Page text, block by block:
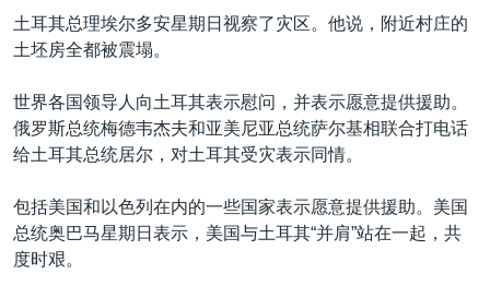
土耳其总理埃尔多安星期日视察了灾区。他说，附近村庄的
土坯房全都被震塌。
世界各国领导人向土耳其表示慰问，并表示愿意提供援助。
俄罗斯总统梅德韦杰夫和亚美尼亚总统萨尔基相联合打电话
给土耳其总统居尔，对土耳其受灾表示同情。
包括美国和以色列在内的一些国家表示愿意提供援助。美国
总统奥巴马星期日表示，美国与土耳其“并肩”站在一起，共
度时艰。